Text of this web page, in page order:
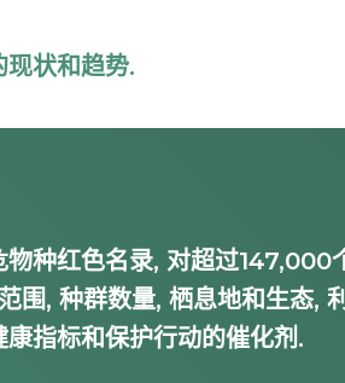
现状和趋势.
物种红色名录, 对超过147,000
围, 种群数量, 栖息地和生态,
指标和保护行动的催化剂.